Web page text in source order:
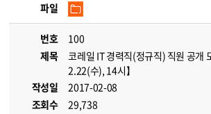
파일
번호
100
제목
코레일 IT 경력직(정규직) 직원 공개
2.22(수), 14시】
작성일
2017-02-08
조회수
29,738